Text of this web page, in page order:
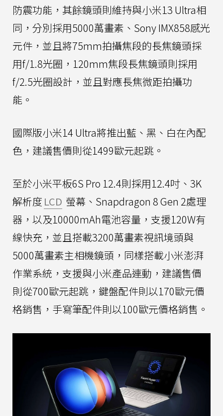
防震功能，其餘鏡頭則維持與小米13 Ultra相
同，分別採用5000萬畫素、Sony IMX858感光
元件，並且將75mm拍攝焦段的長焦鏡頭採
用f/1.8光圈，120mm焦段長焦鏡頭則採用
f/2.5光圈設計，並且對應長焦微距拍攝功
能。
國際版小米14 Ultra將推出藍、黑、白在內配
色，建議售價則從1499歐元起跳。
至於小米平板6S Pro 12.4則採用12.4吋、3K
解析度 LCD 螢幕、Snapdragon 8 Gen 2處理
器，以及10000mAh電池容量，支援120W有
線快充，並且搭載3200萬畫素視訊境頭與
5000萬畫素主相機鏡頭，同樣搭載小米澎湃
作業系統，支援與小米產品連動，建議售價
則從700歐元起跳，鍵盤配件則以170歐元價
格銷售，手寫筆配件則以100歐元價格銷售。